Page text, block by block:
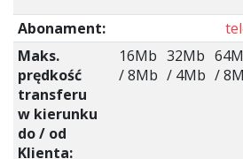
Abonament:
Maks.
prędkość
transferu
w kierunku
do / od
Klienta:
16Mb
/ 8Mb
32Mb
/ 4Mb /